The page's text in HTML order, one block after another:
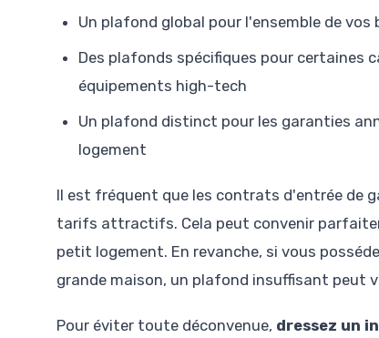
Un plafond global pour l'ensemble de vos
Des plafonds spécifiques pour certaines
équipements high-tech
Un plafond distinct pour les garanties
logement
Il est fréquent que les contrats d'entrée de
tarifs attractifs. Cela peut convenir
petit logement. En revanche, si vous
grande maison, un plafond insuffisant peut
Pour éviter toute déconvenue, dressez un